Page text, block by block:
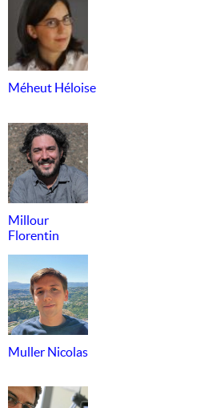
Méheut Héloise
Millour
Florentin
Muller Nicolas